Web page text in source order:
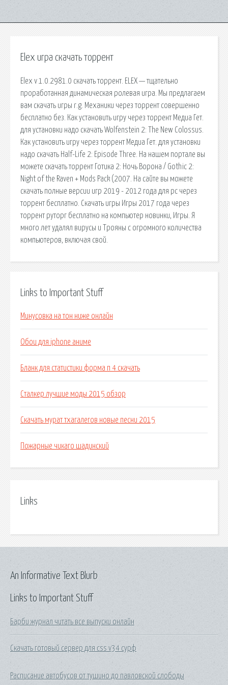
Elex игра скачать торрент
Elex v 1.0.2981.0 скачать торрент. ELEX — тщательно
проработанная динамическая ролевая игра. Мы предлагаем
вам скачать игры r.g. Механики через торрент совершенно
бесплатно без. Как установить игру через торрент Медиа Гет.
для установки надо скачать Wolfenstein 2: The New Colossus.
Как установить игру через торрент Медиа Гет. для установки
надо скачать Half-Life 2: Episode Three. На нашем портале вы
можете скачать торрент Готика 2: Ночь Ворона / Gothic 2:
Night of the Raven + Mods Pack (2007. На сайте вы можете
скачать полные версии игр 2019 - 2012 года для pc через
торрент бесплатно. Скачать игры Игры 2017 года через
торрент руторг бесплатно на компьютер новинки, Игры. Я
много лет удалял вирусы и Трояны с огромного количества
компьютеров, включая свой.
Links to Important Stuff
Минусовка на тон ниже онлайн
Обои для iphone аниме
Бланк для статистики форма п 4 скачать
Сталкер лучшие моды 2015 обзор
Скачать мурат тхагалегов новые песни 2015
Пожарные чикаго шадинский
Links
Links to Important Stuff
Барби журнал читать все выпуски онлайн
Скачать готовый сервер для css v34 сурф
Расписание автобусов от тушино до павловской слободы
An Informative Text Blurb